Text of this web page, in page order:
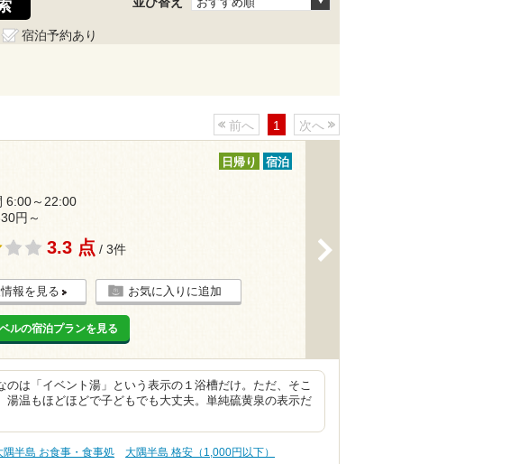
おすすめ順
宿泊予約あり
前へ 1 次へ
日帰り 宿泊
6:00～22:00
円～
3.3 点 / 3件
報を見る お気に入りに追加
ルの宿泊プランを見る
は「イベント湯」という表示の１浴槽だけ。ただ、そこ
湯温もほどほどで子どもでも大丈夫。単純硫黄泉の表示だ
隅半島 お食事・食事処 大隅半島 格安（1,000円以下）